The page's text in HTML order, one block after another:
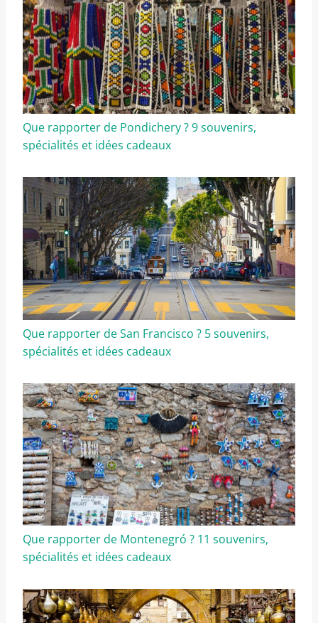
Que rapporter de Pondichery ? 9 souvenirs,
spécialités et idées cadeaux
Que rapporter de San Francisco ? 5 souvenirs,
spécialités et idées cadeaux
Que rapporter de Montenegró ? 11 souvenirs,
spécialités et idées cadeaux